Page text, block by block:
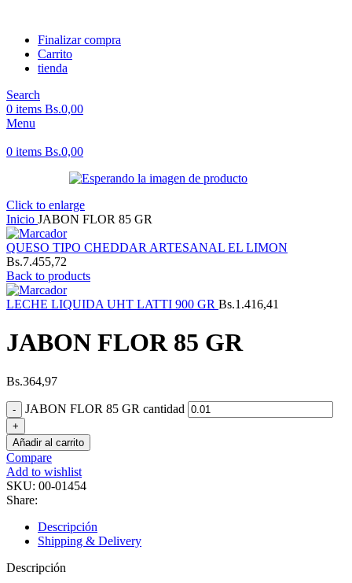
Finalizar compra
Carrito
tienda
Search
0 items Bs.0,00
Menu
0 items Bs.0,00
Click to enlarge
Inicio JABON FLOR 85 GR
QUESO TIPO CHEDDAR ARTESANAL EL LIMON
Bs.7.455,72
Back to products
LECHE LIQUIDA UHT LATTI 900 GR Bs.1.416,41
JABON FLOR 85 GR
Bs.364,97
JABON FLOR 85 GR cantidad
Añadir al carrito
Compare
Add to wishlist
SKU: 00-01454
Share:
Descripción
Shipping & Delivery
Descripción